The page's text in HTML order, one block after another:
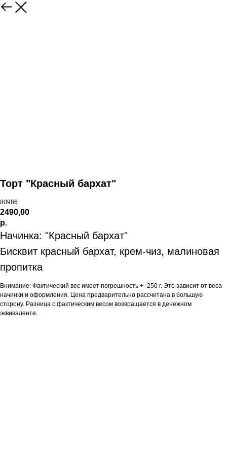
Торт "Красный бархат"
80986
2490,00
р.
Начинка: "Красный бархат"
Бисквит красный бархат, крем- чиз, малиновая
пропитка
Внимание: Фактический вес имеет погрешность +- 250 г. Это зависит от веса
начинки и оформления. Цена предварительно рассчитана в большую
сторону. Разница с фактическим весом возвращается в денежном
эквиваленте.